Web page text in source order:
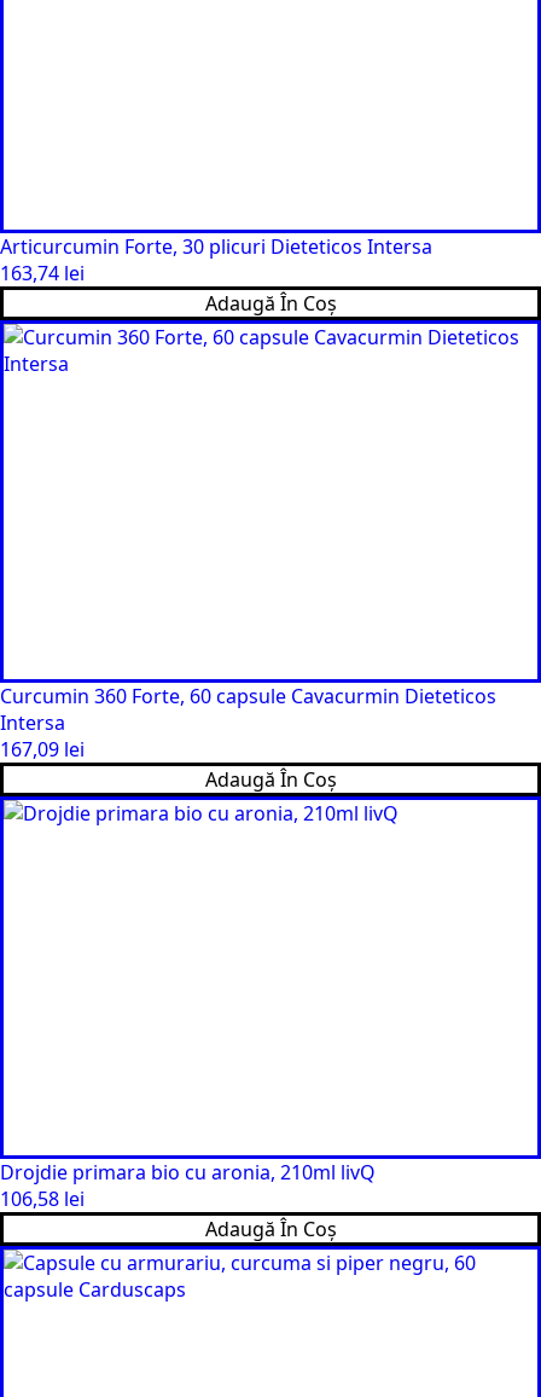
Articurcumin Forte, 30 plicuri Dieteticos Intersa
163,74 lei
Adaugă În Coș
Curcumin 360 Forte, 60 capsule Cavacurmin Dieteticos
Intersa
167,09 lei
Adaugă În Coș
Drojdie primara bio cu aronia, 210ml livQ
106,58 lei
Adaugă În Coș